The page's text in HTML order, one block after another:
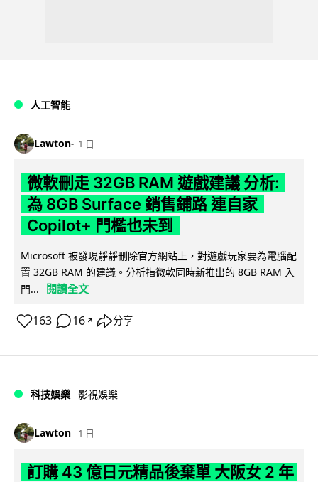
人工智能
Lawton 1 日
微軟刪走 32GB RAM 遊戲建議 分析:
為 8GB Surface 銷售鋪路 連自家
Copilot+ 門檻也未到
Microsoft 被發現靜靜刪除官方網站上，對遊戲玩家要為電腦配
置 32GB RAM 的建議。分析指微軟同時新推出的 8GB RAM 入
門...
閱讀全文
163 16 ↗ 分享
科技娛樂 影視娛樂
Lawton 1 日
訂購 43 億日元精品後棄單 大阪女 2 年